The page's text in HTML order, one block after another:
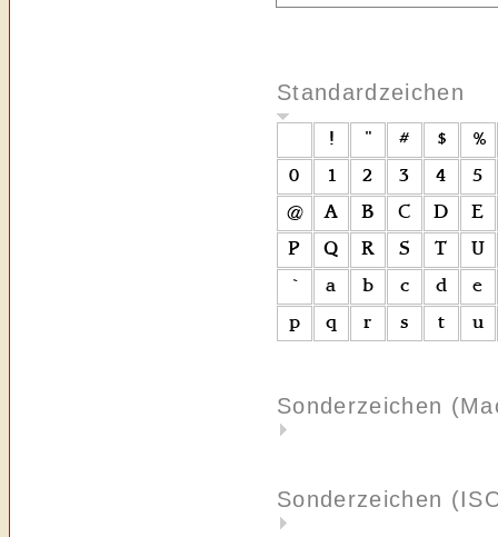
Standardzeichen
Sonderzeichen
Sonderzeichen